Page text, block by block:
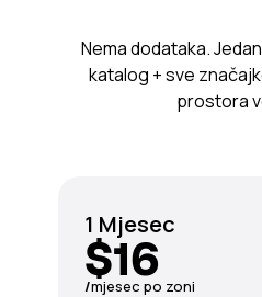
1 Mjesec
$16
/mjesec po zoni
Nema dodataka.
katalog + sve
prostora